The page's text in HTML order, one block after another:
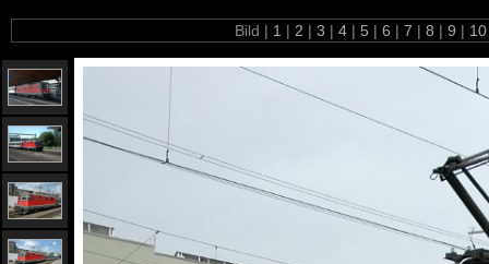
Bild | 1 | 2 | 3 | 4 | 5 | 6 | 7 | 8 | 9 |